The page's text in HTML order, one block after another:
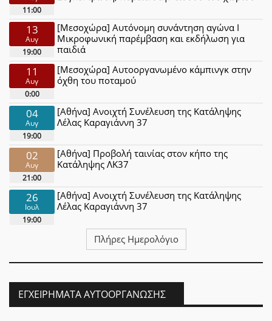
11:00
13
Αυγ
19:00
[Μεσοχώρα] Αυτόνομη συνάντηση αγώνα Ι
Μικροφωνική παρέμβαση και εκδήλωση για
παιδιά
11
Αυγ
0:00
[Μεσοχώρα] Αυτοοργανωμένο κάμπινγκ στην
όχθη του ποταμού
04
Αυγ
19:00
[Αθήνα] Ανοιχτή Συνέλευση της Κατάληψης
Λέλας Καραγιάννη 37
02
Αυγ
21:00
[Αθήνα] Προβολή ταινίας στον κήπο της
Κατάληψης ΛΚ37
26
Ιουλ
19:00
[Αθήνα] Ανοιχτή Συνέλευση της Κατάληψης
Λέλας Καραγιάννη 37
Πλήρες Ημερολόγιο
ΕΓΧΕΙΡΉΜΑΤΑ ΑΥΤΟΟΡΓΆΝΩΣΗΣ